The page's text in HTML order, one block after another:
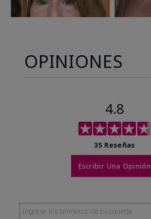
OPINIONES
4.8
35 Reseñas
Escribir Una Opinión